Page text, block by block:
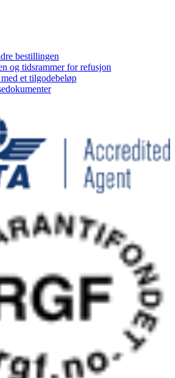
bestillingen
og tidsrammer for refusjon
et tilgodebeløp